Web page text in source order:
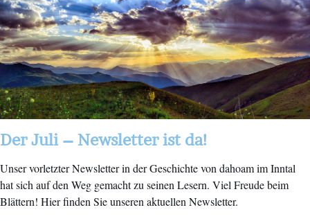
Der Juli – Newsletter ist da!
Unser vorletzter Newsletter in der Geschichte von dahoam im Inntal
hat sich auf den Weg gemacht zu seinen Lesern. Viel Freude beim
Blättern! Hier finden Sie unseren aktuellen Newsletter.